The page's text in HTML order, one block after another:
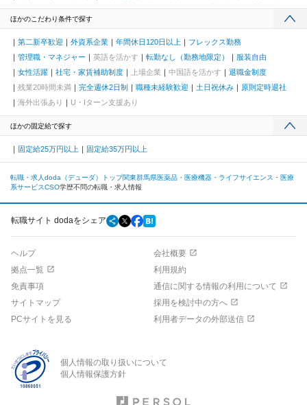
ほかのこだわり条件で探す
第二新卒歓迎 外資系企業 年間休日120日以上
フレックス勤務
管理職・マネジャー
英語を活かす 転勤なし（勤務地限定）
服装自由
女性活躍
社宅・家賃補助制度 上場企業 中国語を活かす
退職金制度
残業20時間未満
完全週休2日制 職種未経験歓迎 土日祝休み
原則定時退社
海外出張あり
U・Iターン支援あり
ほかの固定給で探す
固定給25万円以上 固定給35万円以上
転職・求人doda（デューダ）トップ関東群馬県医薬品・医療機器・ライフサイエンス・医療
系サービスCSO学歴不問の転職・求人情報
転職サイト dodaをシェア
ヘルプ
会社概要
拠点一覧
利用規約
免責事項
通信に関する情報の利用について
サイトマップ
採用を検討中の方へ
PCサイトを見る
利用者データの外部送信
個人情報の取り扱いについて
個人情報保護方針